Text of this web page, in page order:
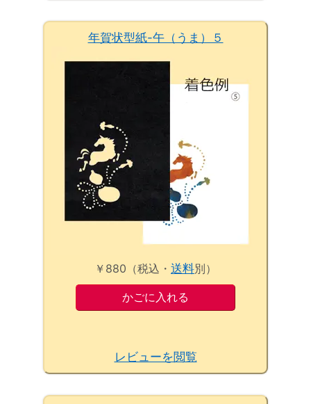
年賀状型紙-午（うま）５
￥880（税込・ 送料別）
レビューを閲覧